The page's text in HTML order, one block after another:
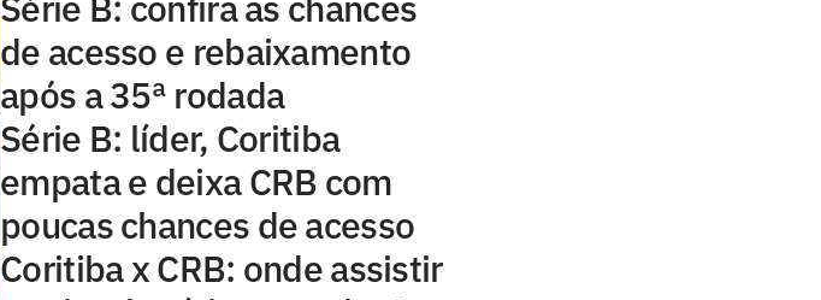
de acesso e rebaixamento
após a 35ª rodada
Série B: líder, Coritiba
empata e deixa CRB com
poucas chances de acesso
Coritiba x CRB: onde assistir